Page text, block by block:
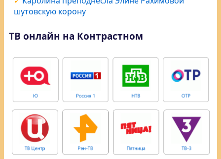
шутовскую корону
ТВ онлайн на Контрастном